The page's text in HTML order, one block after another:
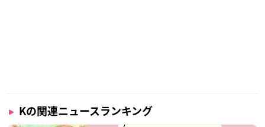
Kの関連ニュースランキング